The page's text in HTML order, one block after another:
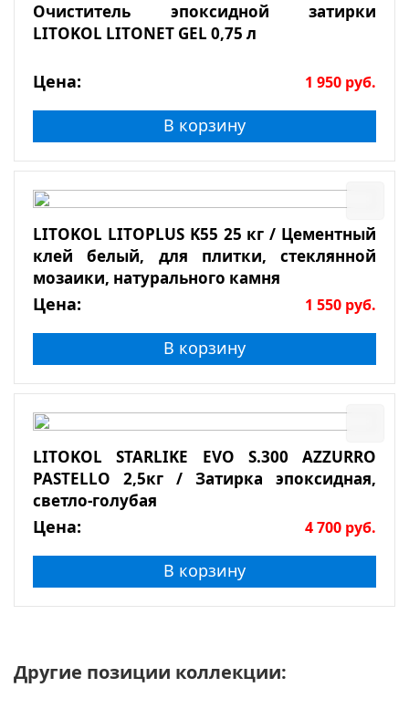
Очиститель эпоксидной затирки
LITOKOL LITONET GEL 0,75 л
Цена: 1 950 руб.
В корзину
LITOKOL LITOPLUS K55 25 кг / Цементный
клей белый, для плитки, стеклянной
мозаики, натурального камня
Цена: 1 550 руб.
В корзину
LITOKOL STARLIKE EVO S.300 AZZURRO
PASTELLO 2,5кг / Затирка эпоксидная,
светло-голубая
Цена: 4 700 руб.
В корзину
Другие позиции коллекции: